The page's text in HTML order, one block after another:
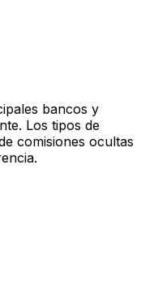
bancos y
Los tipos de
comisiones ocultas